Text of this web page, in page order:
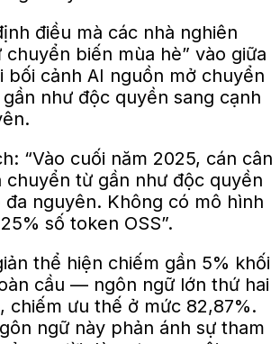
điều mà các nhà nghiên
chuyển biến mùa hè” vào giữa
bối cảnh AI nguồn mở chuyển
như độc quyền sang cạnh
“Vào cuối năm 2025, cán cân
chuyển từ gần như độc quyền
nguyên. Không có mô hình
số token OSS”.
thể hiện chiếm gần 5% khối
cầu — ngôn ngữ lớn thứ hai
chiếm ưu thế ở mức 82,87%.
ngữ này phản ánh sự tham